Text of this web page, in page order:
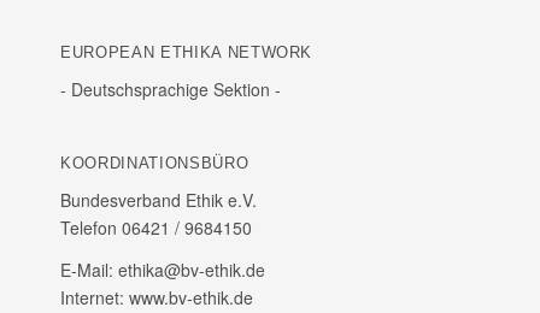
EURO­PEAN ETHIKA NETWORK
- Deutsch­spra­chige Sektion -
KOOR­DI­NA­TI­ONS­BÜRO
Bundes­ver­band Ethik e.V.
Telefon 06421 /​ 9684150
E‑Mail: ethika@bv-ethik.de
Internet: www.bv-ethik.de